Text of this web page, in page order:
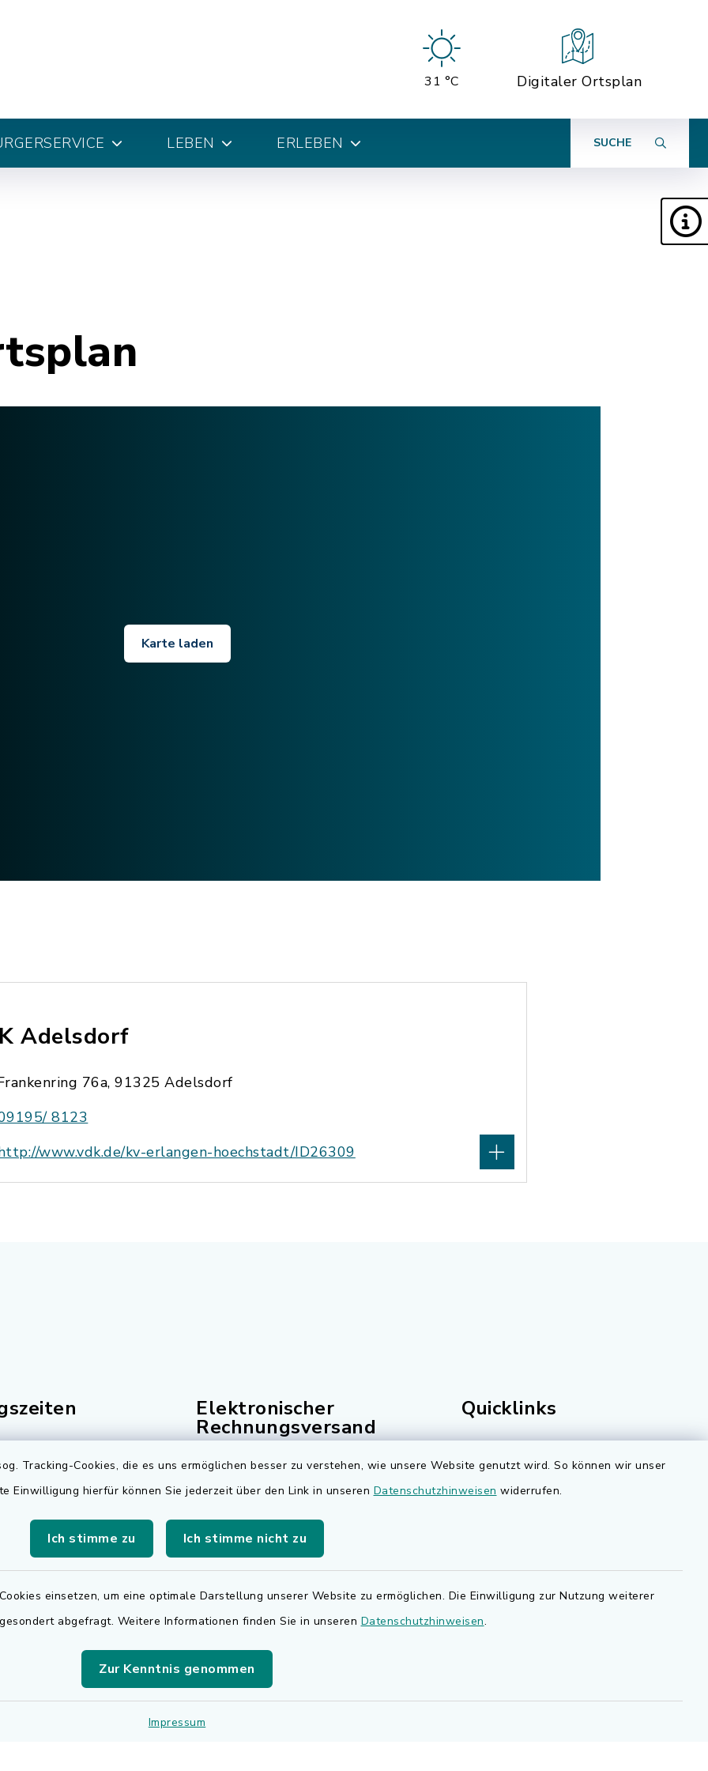
Tracking-Cookies, die es uns ermöglichen besser zu verstehen, wie unsere Website genutzt wird. So können wir unser
Einwilligung hierfür können Sie jederzeit über den Link in unseren Datenschutzhinweisen widerrufen.
Ich stimme zu Ich stimme nicht zu
einsetzen, um eine optimale Darstellung unserer Website zu ermöglichen. Die Einwilligung zur Nutzung weiterer
abgefragt. Weitere Informationen finden Sie in unseren Datenschutzhinweisen.
Zur Kenntnis genommen
Impressum
31 °C Digitaler Ortsplan
LEBEN ERLEBEN SUCHE
Karte laden
Adelsdorf
76a, 91325 Adelsdorf
8123
www.vdk.de/kv-erlangen-hoechstadt/ID26309
Uhr
Uhr
Öffnungszeiten:
Elektronischer
Rechnungsversand
Für den elektronischen
Rechnungsversand wenden Sie
sich bitte an
rechnungen@adelsdorf.de.
Quicklinks
Bauen in Adelsdorf